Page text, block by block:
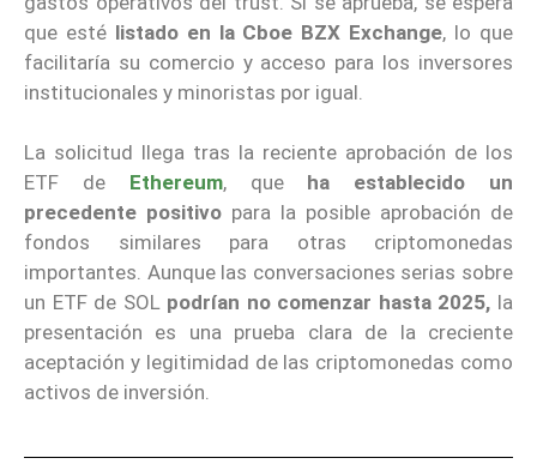
que estélistado en la Cboe BZX Exchange, lo que
facilitaría su comercio y acceso para los inversores
institucionales y minoristas por igual.
La solicitud llega tras la reciente aprobación de los
ETF de Ethereum, queha establecido un
precedente positivo para la posible aprobación de
fondos similares para otras criptomonedas
importantes. Aunque las conversaciones serias sobre
un ETF de SOL podrían no comenzar hasta 2025, la
presentación es una prueba clara de la creciente
aceptación y legitimidad de las criptomonedas como
activos de inversión.